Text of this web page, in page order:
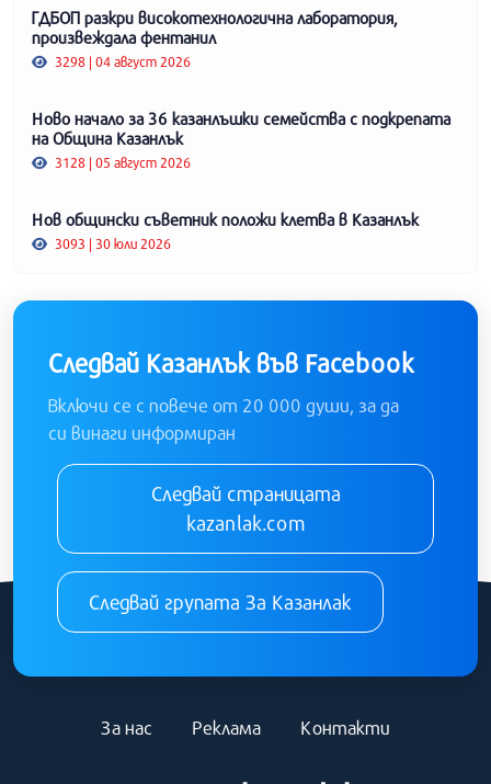
ГДБОП разкри високотехнологична лаборатория,
произвеждала фентанил
3298 | 04 август 2026
Ново начало за 36 казанлъшки семейства с подкрепата
на Община Казанлък
3128 | 05 август 2026
Нов общински съветник положи клетва в Казанлък
3093 | 30 юли 2026
Следвай Казанлък във Facebook
Включи се с повече от 20 000 души, за да
си винаги информиран
Следвай страницата
kazanlak.com
Следвай групата За Казанлак
За нас Реклама Контакти